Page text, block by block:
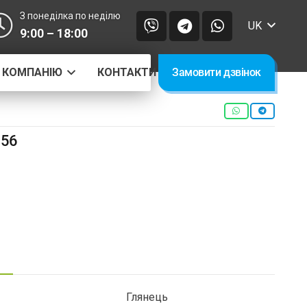
З понеділка по неділю
9:00 – 18:00
UK
КОНТАКТИ Замовити дзвінок
Глянець